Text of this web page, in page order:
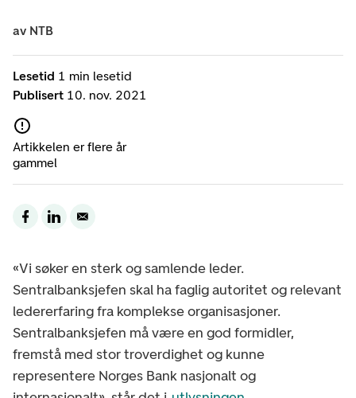
Lesetid 1 min lesetid
Publisert 10. nov. 2021
Artikkelen er flere år
gammel
av NTB
«Vi søker en sterk og samlende leder.
Sentralbanksjefen skal ha faglig autoritet og relevant
ledererfaring fra komplekse organisasjoner.
Sentralbanksjefen må være en god formidler,
fremstå med stor troverdighet og kunne
representere Norges Bank nasjonalt og